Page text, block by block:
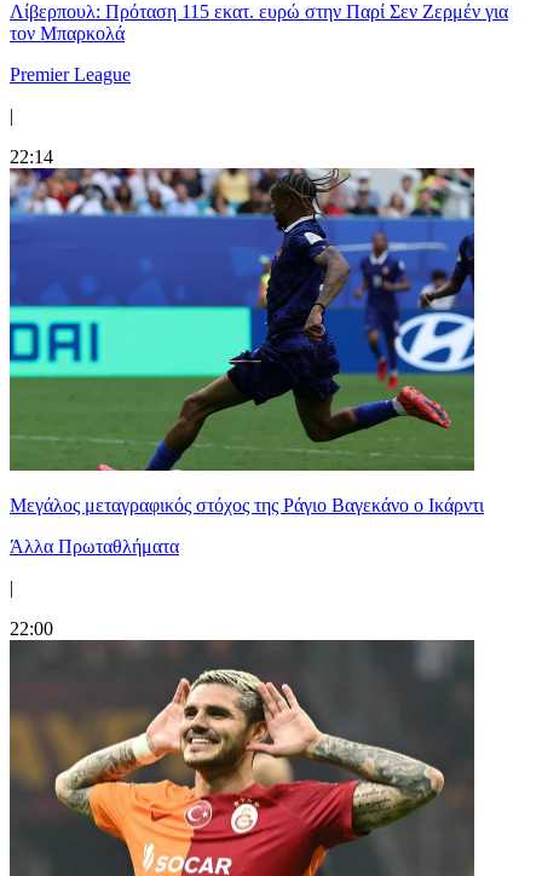
Λίβερπουλ: Πρόταση 115 εκατ. ευρώ στην Παρί Σεν Ζερμέν για
τον Μπαρκολά
Premier League
|
22:14
Μεγάλος μεταγραφικός στόχος της Ράγιο Βαγεκάνο ο Ικάρντι
Άλλα Πρωταθλήματα
|
22:00